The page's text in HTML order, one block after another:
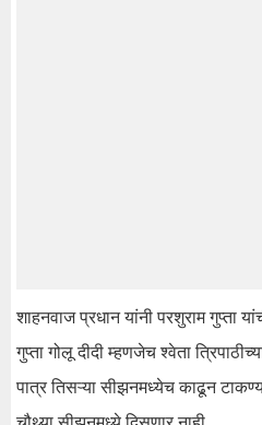
शाहनवाज प्रधान यांनी परशुराम गुप्ता
गुप्ता गोलू दीदी म्हणजेच श्वेता
पात्र तिसऱ्या सीझनमध्येच काढून